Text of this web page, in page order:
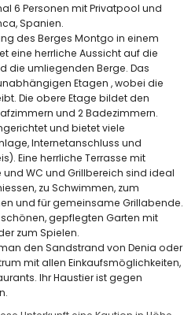
6 Personen mit Privatpool und
Spanien.
des Berges Montgo in einem
eine herrliche Aussicht auf die
die umliegenden Berge. Das
Etagen , wobei die
Die obere Etage bildet den
und 2 Badezimmern.
und bietet viele
Internetanschluss und
Eine herrliche Terrasse mit
WC und Grillbereich sind ideal
zu Schwimmen, zum
und für gemeinsame Grillabende.
gepflegten Garten mit
zum Spielen.
den Sandstrand von Denia oder
mit allen Einkaufsmöglichkeiten,
Ihr Haustier ist gegen